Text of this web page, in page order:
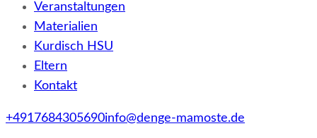
Veranstaltungen
Materialien
Kurdisch HSU
Eltern
Kontakt
+4917684305690info@denge-mamoste.de